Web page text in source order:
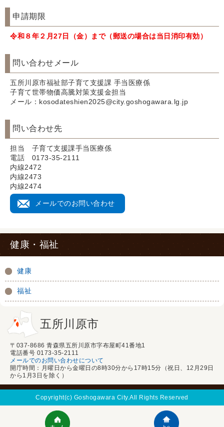
申請期限
令和８年２月27日（金）まで（郵送の場合は当日消印有効）
問い合わせメール
五所川原市福祉部子育て支援課 手当医療係
子育て世帯物価高騰対策支援金担当
メール：kosodateshien2025@city.goshogawara.lg.jp
問い合わせ先
担当 子育て支援課手当医療係
電話 0173-35-2111
内線2472
内線2473
内線2474
メールでのお問い合わせ
健康・福祉
健康
福祉
五所川原市
〒037-8686 青森県五所川原市字布屋町41番地1
電話番号 0173-35-2111
メールでのお問い合わせについて
開庁時間：月曜日から金曜日の8時30分から17時15分（祝日、12月29日
から1月3日を除く）
Copyright(c) Goshogawara City.All Rights Reserved